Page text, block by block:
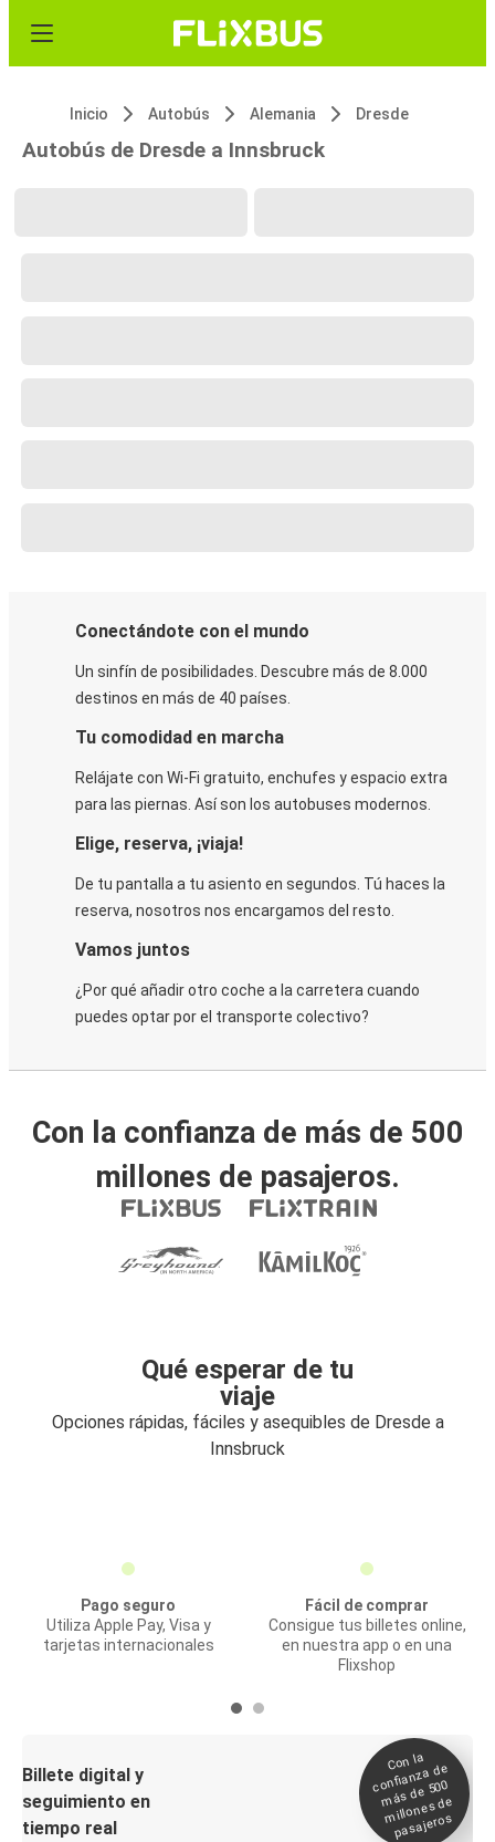
Inicio Autobús Alemania Dresde
Autobús de Dresde a Innsbruck
Conectándote con el mundo
Un sinfín de posibilidades. Descubre más de 8.000
destinos en más de 40 países.
Tu comodidad en marcha
Relájate con Wi-Fi gratuito, enchufes y espacio extra
para las piernas. Así son los autobuses modernos.
Elige, reserva, ¡viaja!
De tu pantalla a tu asiento en segundos. Tú haces la
reserva, nosotros nos encargamos del resto.
Vamos juntos
¿Por qué añadir otro coche a la carretera cuando
puedes optar por el transporte colectivo?
Con la confianza de más de 500
millones de pasajeros.
Qué esperar de tu
viaje
Opciones rápidas, fáciles y asequibles de Dresde a
Innsbruck
Pago seguro
Utiliza Apple Pay, Visa y
tarjetas internacionales
Fácil de comprar
Consigue tus billetes online,
en nuestra app o en una
Flixshop
Billete digital y
seguimiento en
tiempo real
Con la
confianza de
más de 500
millones de
pasajeros